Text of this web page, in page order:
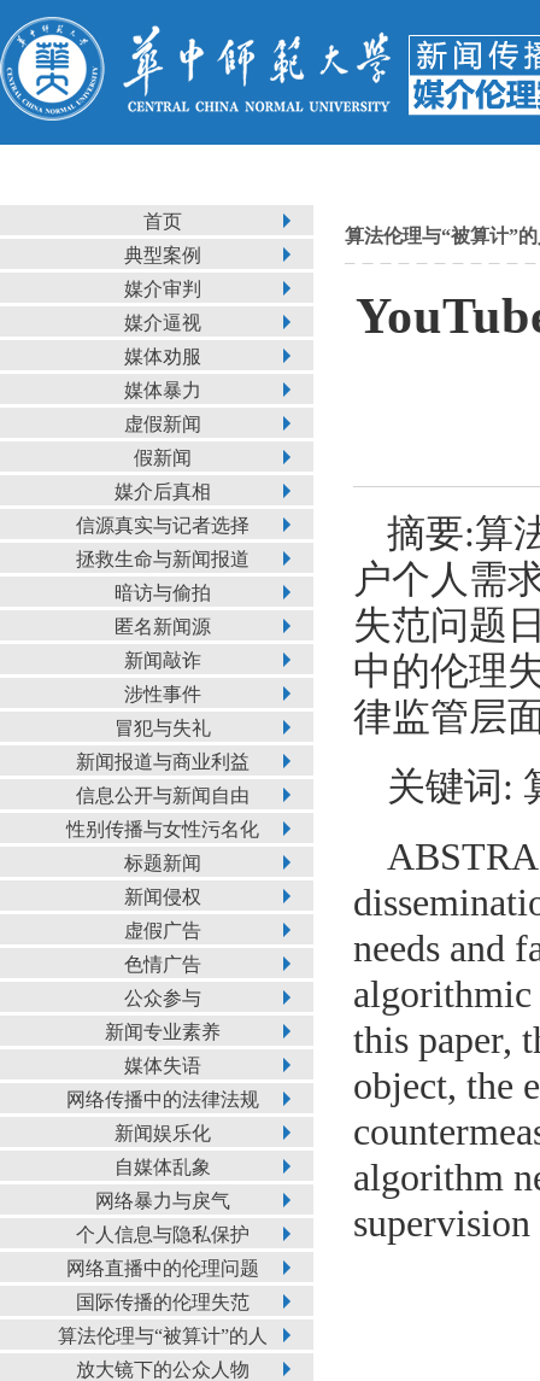
首页
典型案例
媒介审判
媒介逼视
媒体劝服
媒体暴力
虚假新闻
假新闻
媒介后真相
信源真实与记者选择
拯救生命与新闻报道
暗访与偷拍
匿名新闻源
新闻敲诈
涉性事件
冒犯与失礼
新闻报道与商业利益
信息公开与新闻自由
性别传播与女性污名化
标题新闻
新闻侵权
虚假广告
色情广告
公众参与
新闻专业素养
媒体失语
网络传播中的法律法规
新闻娱乐化
自媒体乱象
网络暴力与戾气
个人信息与隐私保护
网络直播中的伦理问题
国际传播的伦理失范
算法伦理与“被算计”的人
放大镜下的公众人物
算法伦理与“被算计”
摘要:算
户个人需
失范问题
中的伦理
律监管层
关键词:
needs and
algorithmic
this paper,
object, the
algorithm